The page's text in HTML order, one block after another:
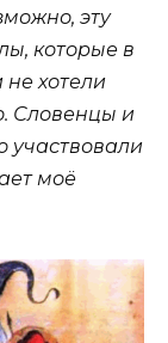
эту
которые в
хотели
Словенцы и
участвовали
моё